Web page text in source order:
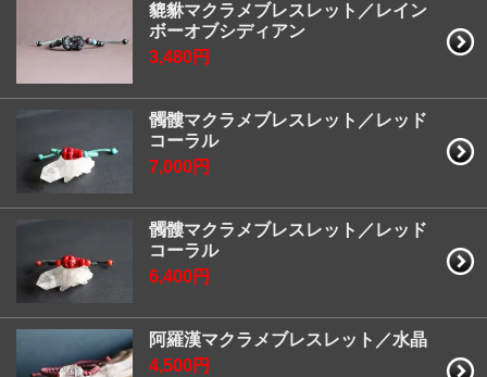
貔貅マクラメブレスレット／レイン
ボーオブシディアン
3,480円
髑髏マクラメブレスレット／レッド
コーラル
7,000円
髑髏マクラメブレスレット／レッド
コーラル
6,400円
阿羅漢マクラメブレスレット／水晶
4,500円